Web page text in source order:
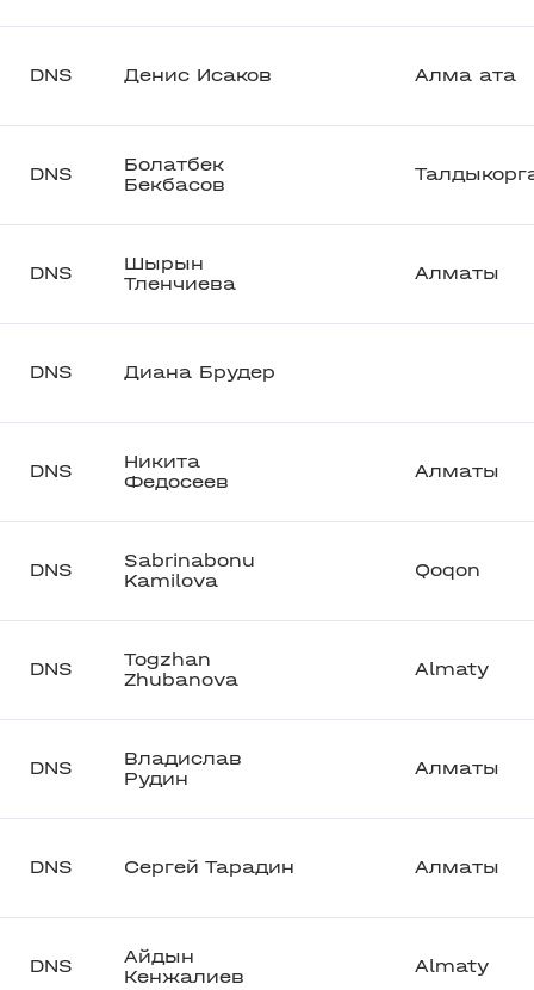
DNS Денис Исаков Алма ата
DNS
Болатбек
Бекбасов
DNS
Шырын
Тленчиева
Алматы
DNS Диана Брудер
DNS
Никита
Федосеев
Алматы
DNS
Sabrinabonu
Kamilova
Qoqon
DNS
Togzhan
Zhubanova
Almaty
DNS
Владислав
Рудин
Алматы
DNS Сергей Тарадин Алматы
DNS
Айдын
Кенжалиев
Almaty